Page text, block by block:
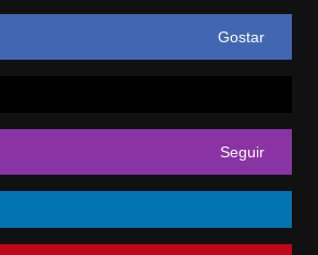
Gostar
Seguir